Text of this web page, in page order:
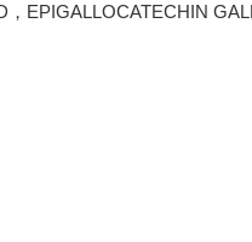
EPIGALLOCATECHIN